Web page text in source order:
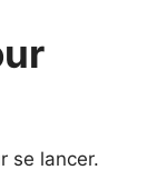
se lancer.